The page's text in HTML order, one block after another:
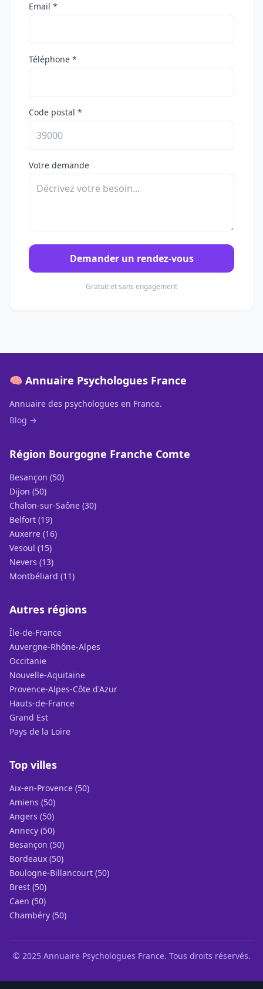
Email *
Téléphone *
Code postal *
Votre demande
Demander un rendez-vous
Gratuit et sans engagement
🧠 Annuaire Psychologues France
Annuaire des psychologues en France.
Blog →
Région Bourgogne Franche Comte
Besançon (50)
Dijon (50)
Chalon-sur-Saône (30)
Belfort (19)
Auxerre (16)
Vesoul (15)
Nevers (13)
Montbéliard (11)
Autres régions
Île-de-France
Auvergne-Rhône-Alpes
Occitanie
Nouvelle-Aquitaine
Provence-Alpes-Côte d'Azur
Hauts-de-France
Grand Est
Pays de la Loire
Top villes
Aix-en-Provence (50)
Amiens (50)
Angers (50)
Annecy (50)
Besançon (50)
Bordeaux (50)
Boulogne-Billancourt (50)
Brest (50)
Caen (50)
Chambéry (50)
© 2025 Annuaire Psychologues France. Tous droits réservés.